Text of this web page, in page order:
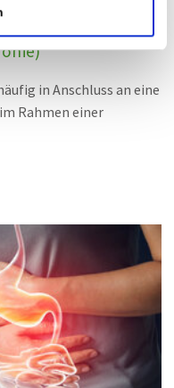
in Anschluss an eine
Rahmen einer